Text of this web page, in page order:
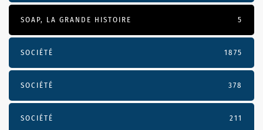
SOAP, LA GRANDE HISTOIRE 5
SOCIÉTÉ 1875
SOCIÉTÉ 378
SOCIÉTÉ 211